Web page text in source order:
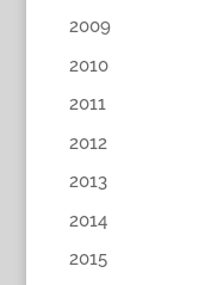
2009
2010
2011
2012
2013
2014
2015